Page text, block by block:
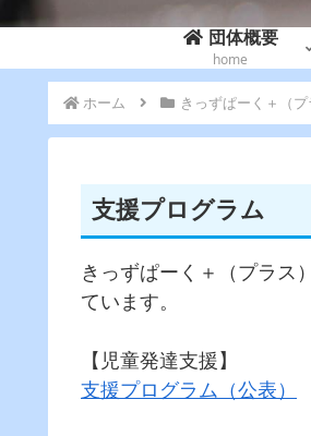
団体概要
home
ホーム きっずぱーく＋（プ
支援プログラム
きっずぱーく＋（プラス
ています。
【児童発達支援】
支援プログラム（公表）